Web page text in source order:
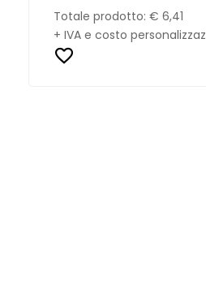
Totale prodotto: € 6,41
+ IVA e costo